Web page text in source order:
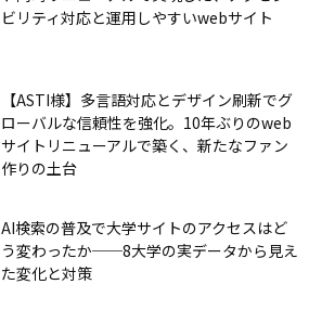
ビリティ対応と運用しやすいwebサイト
【ASTI様】多言語対応とデザイン刷新でグ
ローバルな信頼性を強化。10年ぶりのweb
サイトリニューアルで築く、新たなファン
作りの土台
AI検索の普及で大学サイトのアクセスはど
う変わったか──8大学の実データから見え
た変化と対策